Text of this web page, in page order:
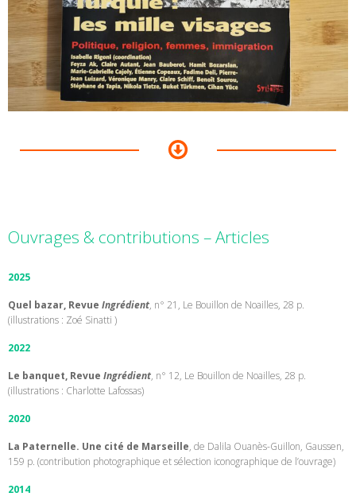
Ouvrages & contributions – Articles
2025
Quel bazar, Revue Ingrédient, n° 21, Le Bouillon de Noailles, 28 p.
(illustrations : Zoé Sinatti )
2022
Le banquet, Revue Ingrédient, n° 12, Le Bouillon de Noailles, 28 p.
(illustrations : Charlotte Lafossas)
2020
La Paternelle. Une cité de Marseille, de Dalila Ouanès-Guillon, Gaussen,
159 p. (contribution photographique et sélection iconographique de l’ouvrage)
2014